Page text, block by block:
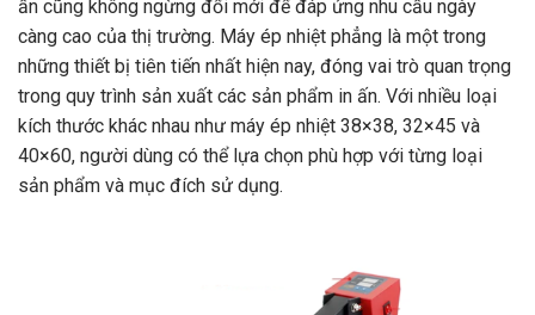
ấn cũng không ngừng đổi mới để đáp ứng nhu cầu ngày
càng cao của thị trường. Máy ép nhiệt phẳng là một trong
những thiết bị tiên tiến nhất hiện nay, đóng vai trò quan trọng
trong quy trình sản xuất các sản phẩm in ấn. Với nhiều loại
kích thước khác nhau như máy ép nhiệt 38×38, 32×45 và
40×60, người dùng có thể lựa chọn phù hợp với từng loại
sản phẩm và mục đích sử dụng.